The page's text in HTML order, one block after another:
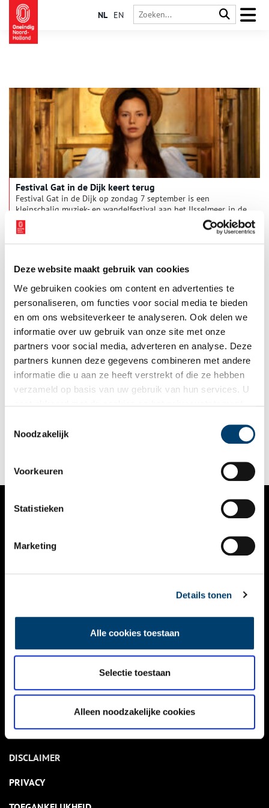
Deze website maakt gebruik van cookies
We gebruiken cookies om content en advertenties te
personaliseren, om functies voor social media te bieden
en om ons websiteverkeer te analyseren. Ook delen we
informatie over uw gebruik van onze site met onze
partners voor social media, adverteren en analyse. Deze
partners kunnen deze gegevens combineren met andere
informatie die u aan ze heeft verstrekt of die ze hebben
verzameld op basis van uw gebruik van hun services. U
Noodzakelijk
Voorkeuren
Statistieken
Marketing
Details tonen
Alle cookies toestaan
Selectie toestaan
Alleen noodzakelijke cookies
NL EN
Festival Gat in de Dijk keert terug
Festival Gat in de Dijk op zondag 7 september is een
kleinschalig muziek- en wandelfestival aan het IJsselmeer, in de
Kop van Noord-Holland, dat je niet mag missen als je en van
muziek en het Noord-Hollandse landschap houdt. Op zondag 7
september vindt de 2e editie plaats met diverse optredens van
Festival Gat in de Dijk
Festival Gat in de Dijk is een nieuw, kleinschalig festival bij het
Dijkgatbos in de Kop van Noord-Holland dat je niet mag
editie plaats.
NIEUWS
KALENDER
ACTIVITEITEN
NIEUWSBRIEF
DISCLAIMER
PRIVACY